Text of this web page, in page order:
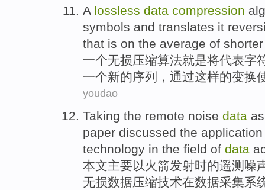
A lossless data compression
symbols and translates it
that is on the average of
一个无损压缩算法就是将代表字
一个新的序列，通过这样的变换
youdao
Taking the remote noise data as
paper discussed the application
technology in the field of data
本文主要以火箭发射时的遥测 噪
无损数据压缩技术在数据采集系